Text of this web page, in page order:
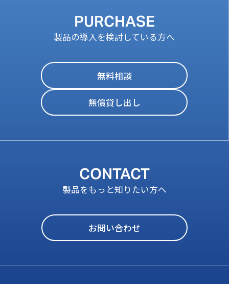
PURCHASE
製品の導入を検討している方へ
無料相談
無償貸し出し
CONTACT
製品をもっと知りたい方へ
お問い合わせ